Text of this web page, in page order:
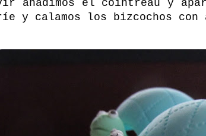
añadimos el cointreau y
y calamos los bizcochos con